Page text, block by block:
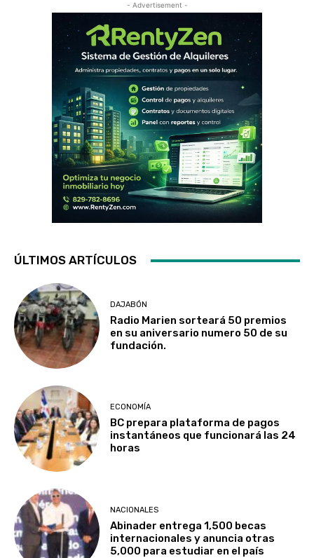
- Advertisement -
ÚLTIMOS ARTÍCULOS
DAJABÓN
Radio Marien sorteará 50 premios
en su aniversario numero 50 de su
fundación.
ECONOMÍA
BC prepara plataforma de pagos
instantáneos que funcionará las 24
horas
NACIONALES
Abinader entrega 1,500 becas
internacionales y anuncia otras
5,000 para estudiar en el país